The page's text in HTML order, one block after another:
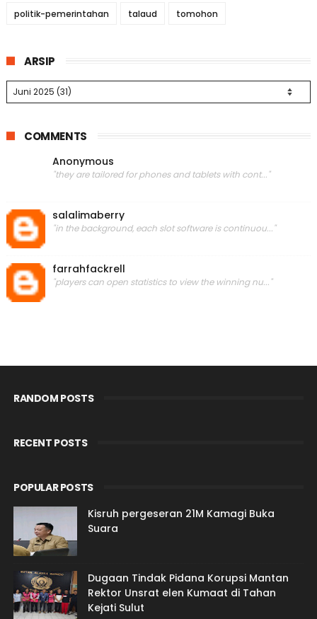
politik-pemerintahan talaud tomohon
ARSIP
COMMENTS
Anonymous
"they are tailored for phones and tablets with cont..."
salalimaberry
"in the background, each slot software is continuou..."
farrahfackrell
"players can open statistics to view the winning nu..."
RANDOM POSTS
RECENT POSTS
POPULAR POSTS
Kisruh pergeseran 21M Kamagi Buka
Suara
Dugaan Tindak Pidana Korupsi Mantan
Rektor Unsrat elen Kumaat di Tahan
Kejati Sulut